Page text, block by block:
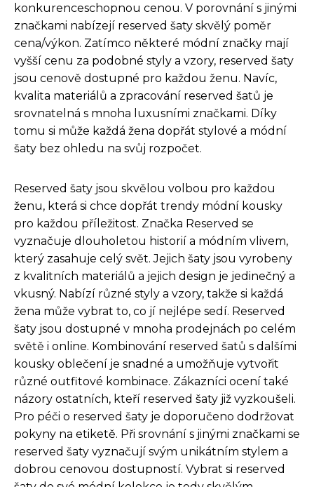
konkurenceschopnou cenou. V porovnání s jinými
značkami nabízejí reserved šaty skvělý poměr
cena/výkon. Zatímco některé módní značky mají
vyšší cenu za podobné styly a vzory, reserved šaty
jsou cenově dostupné pro každou ženu. Navíc,
kvalita materiálů a zpracování reserved šatů je
srovnatelná s mnoha luxusními značkami. Díky
tomu si může každá žena dopřát stylové a módní
šaty bez ohledu na svůj rozpočet.
Reserved šaty jsou skvělou volbou pro každou
ženu, která si chce dopřát trendy módní kousky
pro každou příležitost. Značka Reserved se
vyznačuje dlouholetou historií a módním vlivem,
který zasahuje celý svět. Jejich šaty jsou vyrobeny
z kvalitních materiálů a jejich design je jedinečný a
vkusný. Nabízí různé styly a vzory, takže si každá
žena může vybrat to, co jí nejlépe sedí. Reserved
šaty jsou dostupné v mnoha prodejnách po celém
světě i online. Kombinování reserved šatů s dalšími
kousky oblečení je snadné a umožňuje vytvořit
různé outfitové kombinace. Zákazníci ocení také
názory ostatních, kteří reserved šaty již vyzkoušeli.
Pro péči o reserved šaty je doporučeno dodržovat
pokyny na etiketě. Při srovnání s jinými značkami se
reserved šaty vyznačují svým unikátním stylem a
dobrou cenovou dostupností. Vybrat si reserved